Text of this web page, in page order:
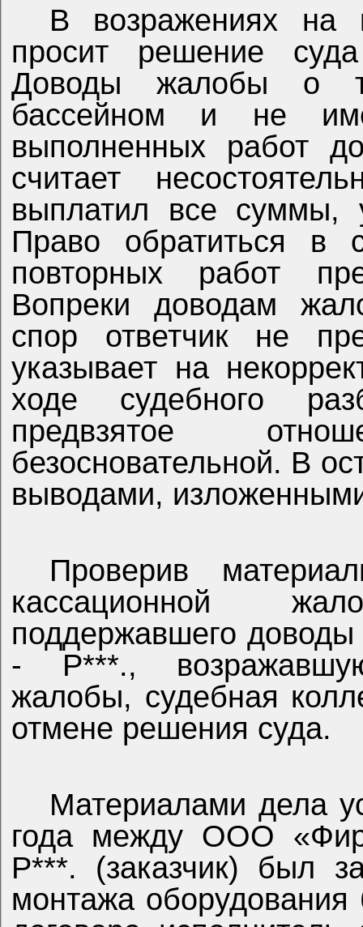
В возражениях на
просит решение
Доводы жалобы о
бассейном и не
выполненных работ
считает
выплатил все суммы,
Право обратиться в
повторных работ
Вопреки доводам
спор ответчик не
указывает на
ходе судебного
предвзятое
безосновательной. В
выводами,
Проверив
кассационной
поддержавшего
- Р***.,
жалобы, судебная
отмене решения суда.
Материалами дела
года между ООО
Р***. (заказчик) был
монтажа